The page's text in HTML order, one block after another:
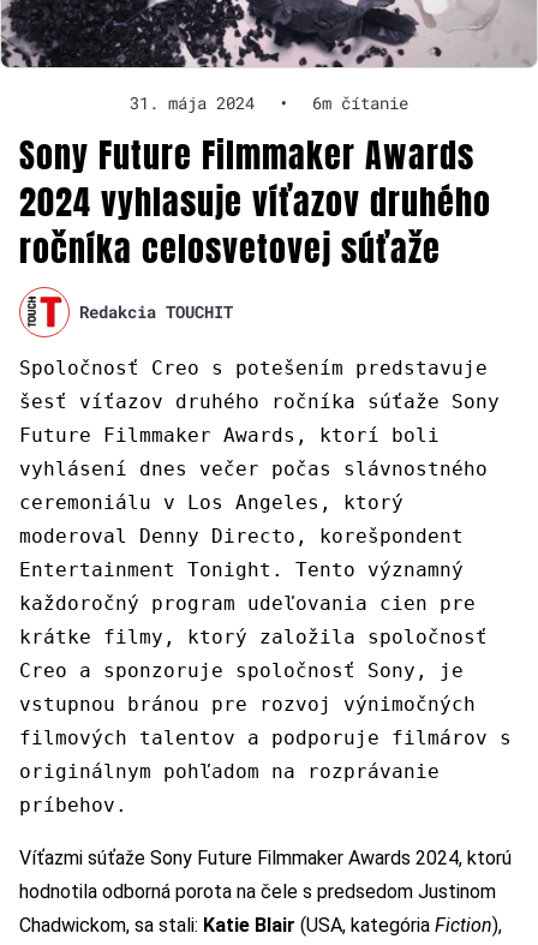
31. mája 2024 • 6m čítanie
Sony Future Filmmaker Awards
2024 vyhlasuje víťazov druhého
ročníka celosvetovej súťaže
Redakcia TOUCHIT
Spoločnosť Creo s potešením predstavuje
šesť víťazov druhého ročníka súťaže Sony
Future Filmmaker Awards, ktorí boli
vyhlásení dnes večer počas slávnostného
ceremoniálu v Los Angeles, ktorý
moderoval Denny Directo, korešpondent
Entertainment Tonight. Tento významný
každoročný program udeľovania cien pre
krátke filmy, ktorý založila spoločnosť
Creo a sponzoruje spoločnosť Sony, je
vstupnou bránou pre rozvoj výnimočných
filmových talentov a podporuje filmárov s
originálnym pohľadom na rozprávanie
príbehov.
Víťazmi súťaže Sony Future Filmmaker Awards 2024, ktorú
hodnotila odborná porota na čele s predsedom Justinom
Chadwickom, sa stali: Katie Blair (USA, kategória Fiction),